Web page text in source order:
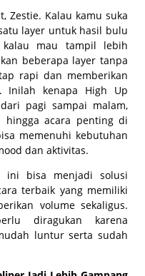
Zestie. Kalau kamu suka
layer untuk hasil bulu
mau tampil lebih
beberapa layer tanpa
rapi dan memberikan
Inilah kenapa High Up
pagi sampai malam,
hingga acara penting di
memenuhi kebutuhan
dan aktivitas.
ini bisa menjadi solusi
terbaik yang memiliki
volume sekaligus.
diragukan karena
luntur serta sudah